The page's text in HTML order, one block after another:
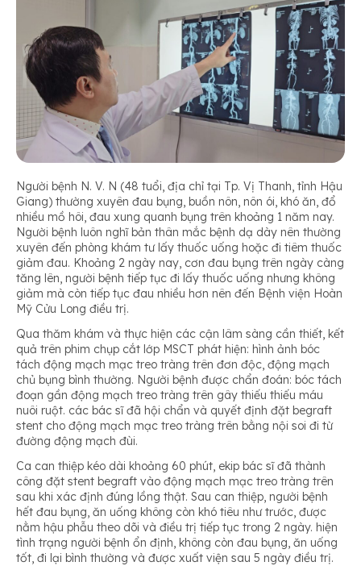
Người bệnh N. V. N (48 tuổi, địa chỉ tại Tp. Vị Thanh, tỉnh Hậu
Giang) thường xuyên đau bụng, buồn nôn, nôn ói, khó ăn, đổ
nhiều mồ hôi, đau xung quanh bụng trên khoảng 1 năm nay.
Người bệnh luôn nghĩ bản thân mắc bệnh dạ dày nên thường
xuyên đến phòng khám tư lấy thuốc uống hoặc đi tiêm thuốc
giảm đau. Khoảng 2 ngày nay, cơn đau bụng trên ngày càng
tăng lên, người bệnh tiếp tục đi lấy thuốc uống nhưng không
giảm mà còn tiếp tục đau nhiều hơn nên đến Bệnh viện Hoàn
Mỹ Cửu Long điều trị.
Qua thăm khám và thực hiện các cận lâm sàng cần thiết, kết
quả trên phim chụp cắt lớp MSCT phát hiện: hình ảnh bóc
tách động mạch mạc treo tràng trên đơn độc, động mạch
chủ bụng bình thường. Người bệnh được chẩn đoán: bóc tách
đoạn gần động mạch treo tràng trên gây thiếu thiếu máu
nuôi ruột. các bác sĩ đã hội chẩn và quyết định đặt begraft
stent cho động mạch mạc treo tràng trên bằng nội soi đi từ
đường động mạch đùi.
Ca can thiệp kéo dài khoảng 60 phút, ekip bác sĩ đã thành
công đặt stent begraft vào động mạch mạc treo tràng trên
sau khi xác định đúng lồng thật. Sau can thiệp, người bệnh
hết đau bụng, ăn uống không còn khó tiêu như trước, được
nằm hậu phẫu theo dõi và điều trị tiếp tục trong 2 ngày. hiện
tình trạng người bệnh ổn định, không còn đau bụng, ăn uống
tốt, đi lại bình thường và được xuất viện sau 5 ngày điều trị.